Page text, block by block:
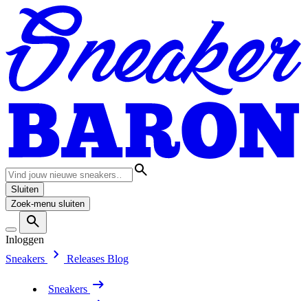
Sluiten
Zoek-menu sluiten
Inloggen
Sneakers
Releases Blog
Sneakers